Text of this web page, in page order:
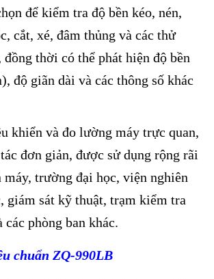
để kiểm tra độ bền kéo, nén,
cắt, xé, đâm thủng và các thử
đồng thời có thể phát hiện độ bền
độ giãn dài và các thông số khác
khiển và đo lường máy trực quan,
đơn giản, được sử dụng rộng rãi
máy, trường đại học, viện nghiên
giám sát kỹ thuật, trạm kiểm tra
phòng ban khác.
chuẩn ZQ-990LB